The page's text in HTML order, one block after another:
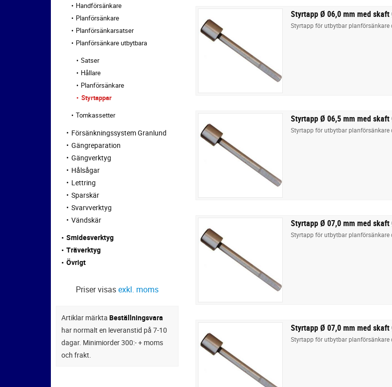
Styrtapp Ø 06,0 mm med skaft
Styrtapp för utbytbar planförsänkare
Styrtapp Ø 06,5 mm med skaft
Styrtapp för utbytbar planförsänkare
Styrtapp Ø 07,0 mm med skaft
Styrtapp för utbytbar planförsänkare
Styrtapp Ø 07,0 mm med skaft
Styrtapp för utbytbar planförsänkare
Handförsänkare
Planförsänkare
Planförsänkarsatser
Planförsänkare utbytbara
Satser
Hållare
Planförsänkare
Styrtappar
Tomkassetter
Försänkningssystem Granlund
Gängreparation
Gängverktyg
Hålsågar
Lettring
Sparskär
Svarvverktyg
Vändskär
Smidesverktyg
Träverktyg
Övrigt
Priser visasexkl. moms
Artiklar märkta Beställningsvara
har normalt en leveranstid på 7-10
dagar. Minimiorder 300:- + moms
och frakt.